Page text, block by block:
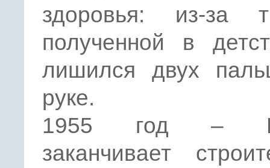
здоровья: из-за
полученной в
лишился двух
руке.
1955 год –
заканчивает